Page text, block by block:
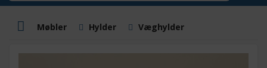
Møbler Hylder Væghylder